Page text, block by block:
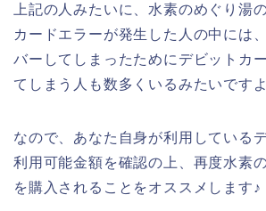
上記の人みたいに、水素のめぐり湯
カードエラーが発生した人の中には
バーしてしまったためにデビットカ
てしまう人も数多くいるみたいですよ
なので、あなた自身が利用している
利用可能金額を確認の上、再度水素
を購入されることをオススメします♪